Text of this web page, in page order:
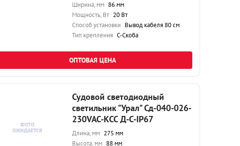
Ширина, мм 86 мм
Мощность, Вт 20 Вт
Способ установки Вывод кабеля 80 см
Тип крепления С-Скоба
ОПТОВАЯ ЦЕНА
Судовой светодиодный
светильник "Урал" Сд-040-026-
230VAC-КСС Д-С-IP67
Длина, мм 275 мм
Высота, мм 88 мм